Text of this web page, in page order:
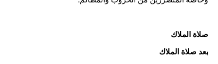
صلاة الملاك
بعد صلاة الملاك